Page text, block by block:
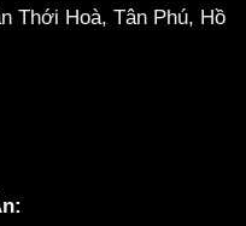
Thới Hoà, Tân Phú, Hồ